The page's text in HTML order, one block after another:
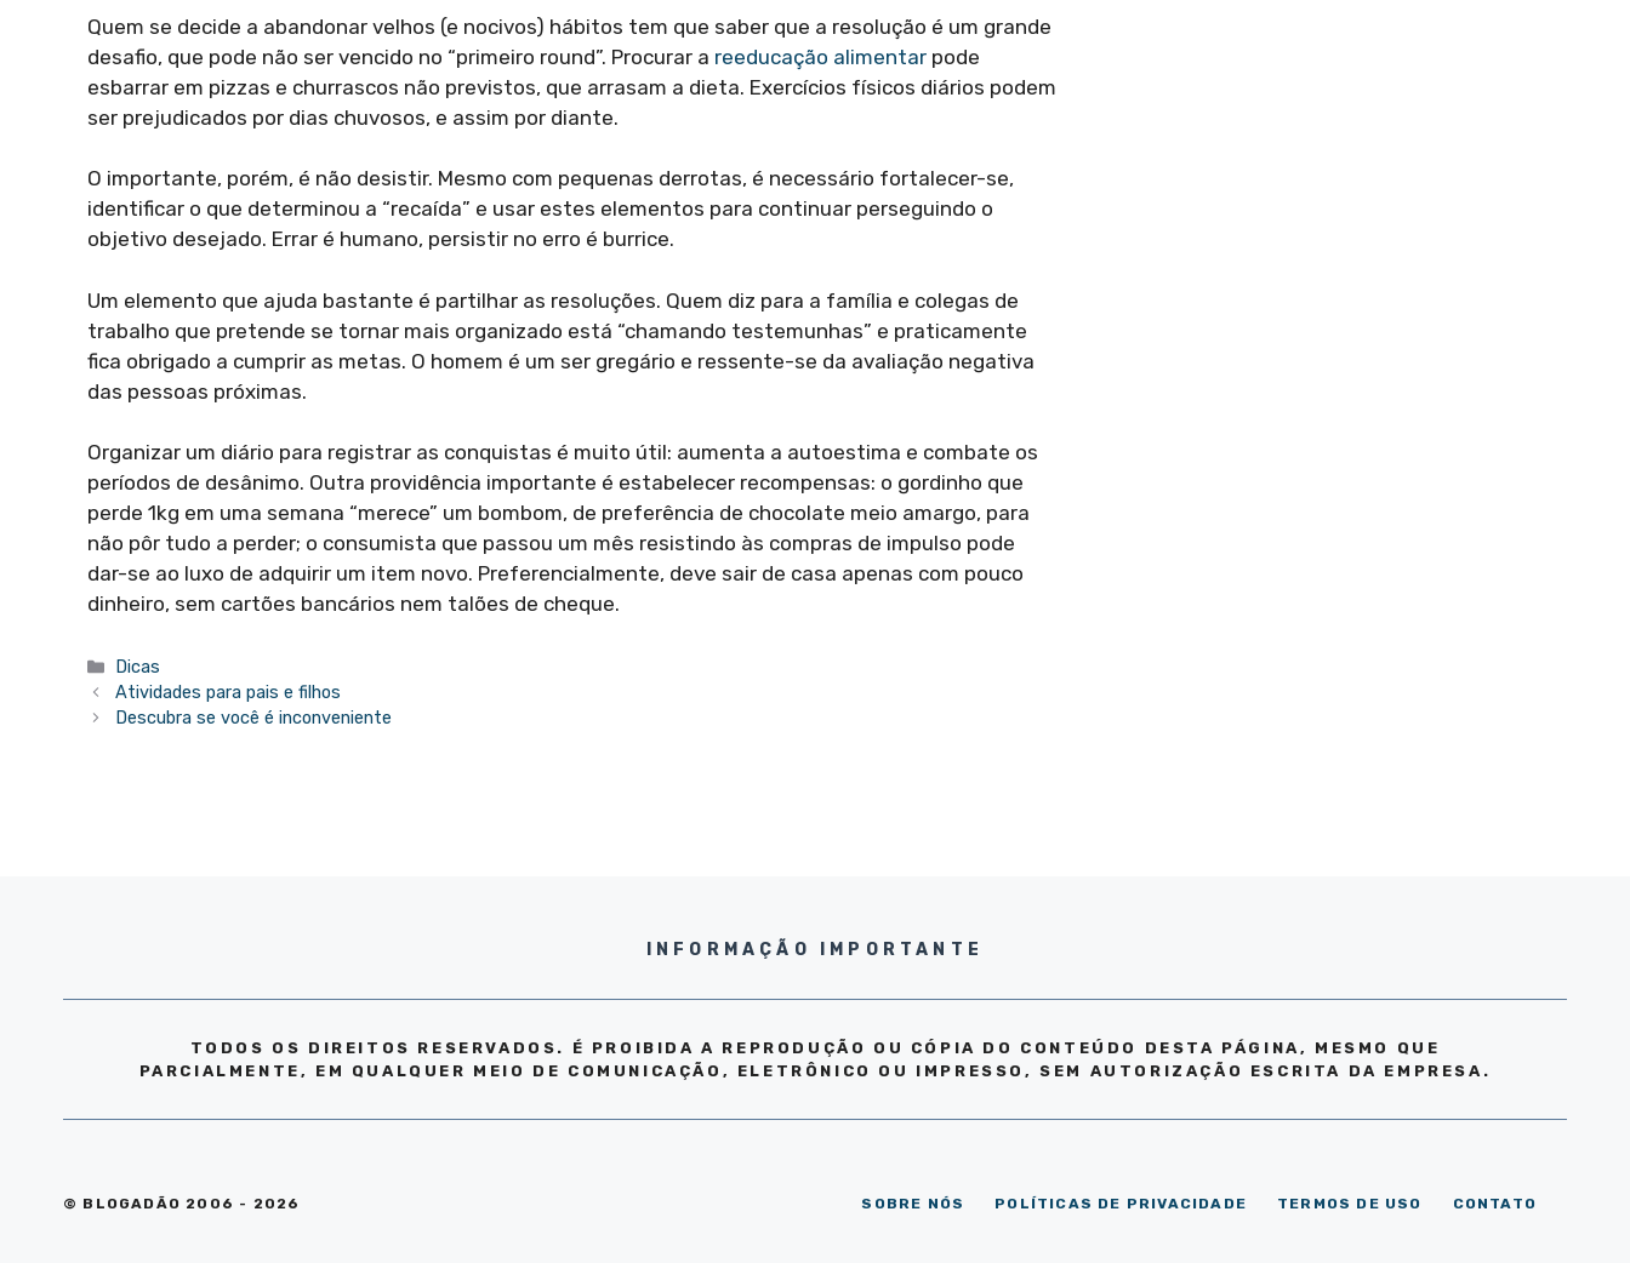
Quem se decide a abandonar velhos (e nocivos) hábitos tem que saber que a resolução é um grande
desafio, que pode não ser vencido no “primeiro round”. Procurar a reeducação alimentar pode
esbarrar em pizzas e churrascos não previstos, que arrasam a dieta. Exercícios físicos diários podem
ser prejudicados por dias chuvosos, e assim por diante.
O importante, porém, é não desistir. Mesmo com pequenas derrotas, é necessário fortalecer-se,
identificar o que determinou a “recaída” e usar estes elementos para continuar perseguindo o
objetivo desejado. Errar é humano, persistir no erro é burrice.
Um elemento que ajuda bastante é partilhar as resoluções. Quem diz para a família e colegas de
trabalho que pretende se tornar mais organizado está “chamando testemunhas” e praticamente
fica obrigado a cumprir as metas. O homem é um ser gregário e ressente-se da avaliação negativa
das pessoas próximas.
Organizar um diário para registrar as conquistas é muito útil: aumenta a autoestima e combate os
períodos de desânimo. Outra providência importante é estabelecer recompensas: o gordinho que
perde 1kg em uma semana “merece” um bombom, de preferência de chocolate meio amargo, para
não pôr tudo a perder; o consumista que passou um mês resistindo às compras de impulso pode
dar-se ao luxo de adquirir um item novo. Preferencialmente, deve sair de casa apenas com pouco
dinheiro, sem cartões bancários nem talões de cheque.
Categorias
Dicas
Atividades para pais e filhos
Descubra se você é inconveniente
INFORMAÇÃO IMPORTANTE
TODOS OS DIREITOS RESERVADOS. É PROIBIDA A REPRODUÇÃO OU CÓPIA DO CONTEÚDO DESTA PÁGINA, MESMO QUE
PARCIALMENTE, EM QUALQUER MEIO DE COMUNICAÇÃO, ELETRÔNICO OU IMPRESSO, SEM AUTORIZAÇÃO ESCRITA DA EMPRESA.
© BLOGADÃO 2006 - 2026 SOBRE NÓS POLÍTICAS DE PRIVACIDADE TERMOS DE USO CONTATO